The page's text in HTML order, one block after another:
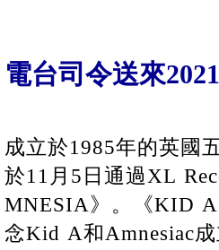
電台司令送來
成立於1985年的英國
於11月5日通過XL
MNESIA》。《KID
念Kid A和Amnesiac成